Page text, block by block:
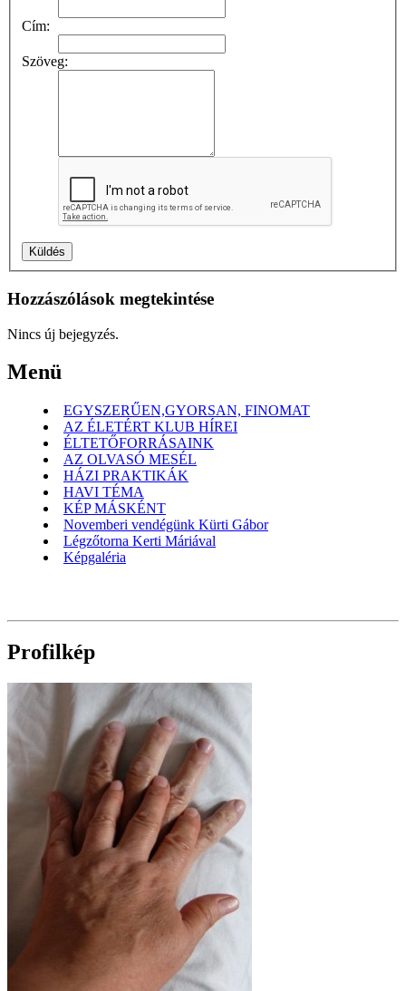
Cím:
Szöveg:
Hozzászólások megtekintése
Nincs új bejegyzés.
Menü
EGYSZERŰEN,GYORSAN, FINOMAT
AZ ÉLETÉRT KLUB HÍREI
ÉLTETŐFORRÁSAINK
AZ OLVASÓ MESÉL
HÁZI PRAKTIKÁK
HAVI TÉMA
KÉP MÁSKÉNT
Novemberi vendégünk Kürti Gábor
Légzőtorna Kerti Máriával
Képgaléria
Profilkép